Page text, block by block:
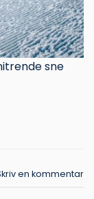
sne
en kommentar